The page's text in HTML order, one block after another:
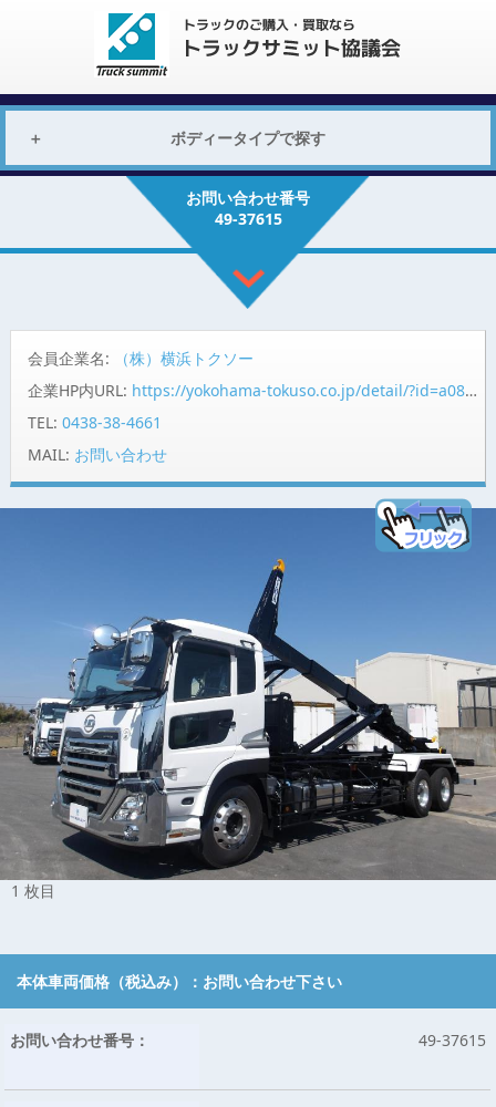
ボディータイプで探す
お問い合わせ番号
49-37615
会員企業名:
（株）横浜トクソー
企業HP内URL: https://yokohama-tokuso.co.jp/detail/?id=a08fP00000XGGPCQA5
TEL: 0438-38-4661
MAIL: お問い合わせ
1 枚目
本体車両価格（税込み）： お問い合わせ下さい
お問い合わせ番号： 49-37615